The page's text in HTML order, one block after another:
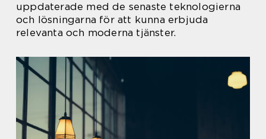
uppdaterade med de senaste teknologierna
och lösningarna för att kunna erbjuda
relevanta och moderna tjänster.